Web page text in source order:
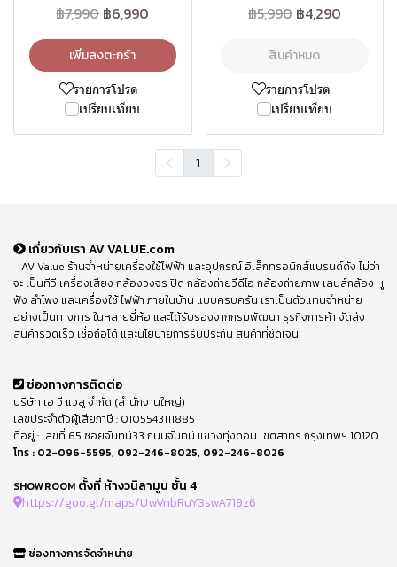
฿7,990฿6,990
เพิ่มลงตะกร้า
รายการโปรด
เปรียบเทียบ
฿5,990 ฿4,290
สินค้าหมด
รายการโปรด
เปรียบเทียบ
1
เกี่ยวกับเรา AV VALUE.com
AV Value ร้านจำหน่ายเครื่องใช้ไฟฟ้า และอุปกรณ์ อิเล็กทรอนิกส์แบรนด์ดัง ไม่ว่า
จะ เป็นทีวี เครื่องเสียง กล้องวงจร ปิด กล้องถ่ายวีดีโอ กล้องถ่ายภาพ เลนส์กล้อง หู
ฟัง ลำโพง และเครื่องใช้ ไฟฟ้า ภายในบ้าน แบบครบครัน เราเป็นตัวแทนจำหน่าย
อย่างเป็นทางการ ในหลายยี่ห้อ และได้รับรองจากกรมพัฒนา ธุรกิจการค้า จัดส่ง
สินค้ารวดเร็ว เชื่อถือได้ และนโยบายการรับประกัน สินค้าที่ชัดเจน
ช่องทางการติดต่อ
บริษัท เอ วี แวลู จำกัด (สำนักงานใหญ่)
เลขประจำตัวผู้เสียภาษี : 0105543111885
ที่อยู่ : เลขที่ 65 ซอยจันทน์33 ถนนจันทน์ แขวงทุ่งดอน เขตสาทร กรุงเทพฯ 10120
โทร : 02-096-5595, 092-246-8025, 092-246-8026
SHOWROOM ตั้งที่ ห้างวนิลามูน ชั้น 4
https://goo.gl/maps/UwVnbRuY3swA719z6
ช่องทางการจัดจำหน่าย